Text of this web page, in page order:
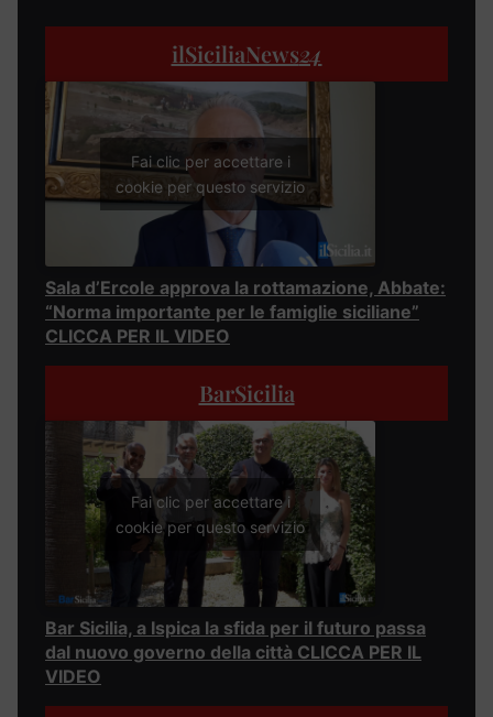
ilSiciliaNews24
Fai clic per accettare i
cookie per questo servizio
Sala d’Ercole approva la rottamazione, Abbate:
“Norma importante per le famiglie siciliane”
CLICCA PER IL VIDEO
BarSicilia
Fai clic per accettare i
cookie per questo servizio
Bar Sicilia, a Ispica la sfida per il futuro passa
dal nuovo governo della città CLICCA PER IL
VIDEO